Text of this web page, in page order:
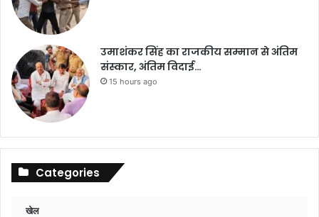
उमाशंकर सिंह का राजकीय सम्मान से अंतिम
संस्कार, अंतिम विदाई…
15 hours ago
Categories
खेल